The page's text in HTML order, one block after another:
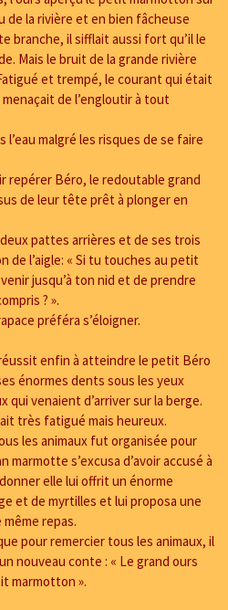
de la rivière et en bien fâcheuse
branche, il sifflait aussi fort qu’il le
Mais le bruit de la grande rivière
et trempé, le courant qui était
de l’engloutir à tout
malgré les risques de se faire
repérer Béro, le redoutable grand
de leur tête prêt à plonger en
pattes arrières et de ses trois
de l’aigle: « Si tu touches au petit
jusqu’à ton nid et de prendre
? ».
préféra s’éloigner.
enfin à atteindre le petit Béro
énormes dents sous les yeux
qui venaient d’arriver sur la berge.
très fatigué mais heureux.
les animaux fut organisée pour
marmotte s’excusa d’avoir accusé à
elle lui offrit un énorme
et de myrtilles et lui proposa une
repas.
pour remercier tous les animaux, il
nouveau conte : « Le grand ours
marmotton ».